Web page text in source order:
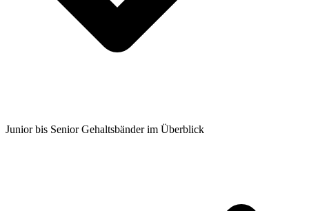
Junior bis Senior Gehaltsbänder im Überblick